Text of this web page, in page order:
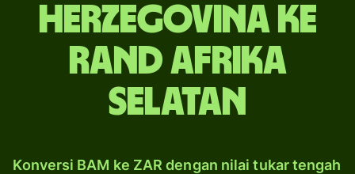
Herzegovina ke
rand Afrika
Selatan
Konversi BAM ke ZAR dengan nilai tukar tengah